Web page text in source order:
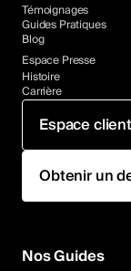
Témoignages
Guides Pratiques
Blog
Espace Presse
Histoire
Carrière
Espace client
Obtenir un
Nos Guides